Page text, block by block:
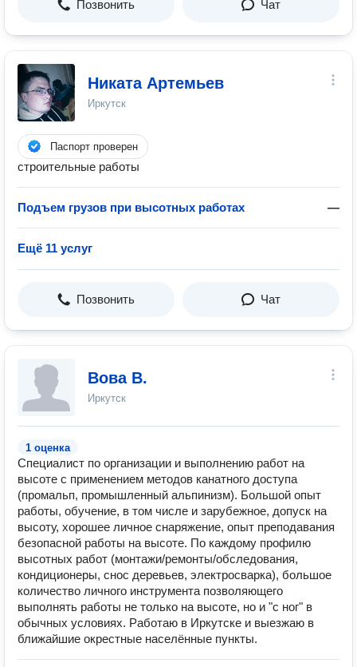
Позвонить Чат
Никата Артемьев
Иркутск
Паспорт проверен
строительные работы
Подъем грузов при высотных работах —
Ещё 11 услуг
Позвонить Чат
Вова В.
Иркутск
1 оценка
Специалист по организации и выполнению работ на
высоте с применением методов канатного доступа
(промальп, промышленный альпинизм). Большой опыт
работы, обучение, в том числе и зарубежное, допуск на
высоту, хорошее личное снаряжение, опыт преподавания
безопасной работы на высоте. По каждому профилю
высотных работ (монтажи/ремонты/обследования,
кондиционеры, снос деревьев, электросварка), большое
количество личного инструмента позволяющего
выполнять работы не только на высоте, но и "с ног" в
обычных условиях. Работаю в Иркутске и выезжаю в
ближайшие окрестные населённые пункты.